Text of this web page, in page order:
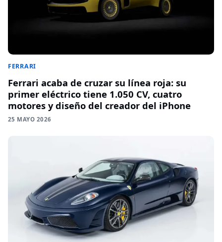
FERRARI
Ferrari acaba de cruzar su línea roja: su
primer eléctrico tiene 1.050 CV, cuatro
motores y diseño del creador del iPhone
25 MAYO 2026